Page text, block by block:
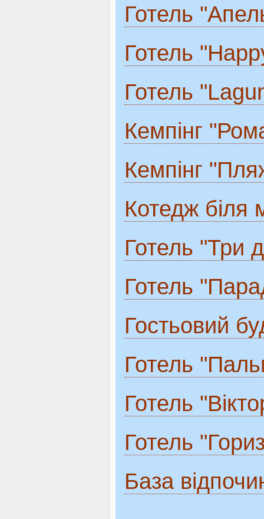
Готель
Готель
Готель
Кемпінг
Кемпінг
Котедж біля
Готель "Три
Готель
Гостьовий
Готель
Готель
Готель
База